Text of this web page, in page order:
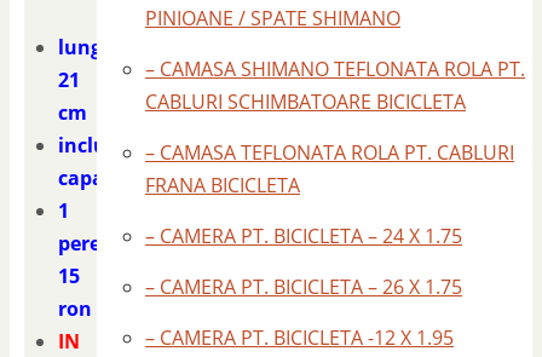
lungime
21
cm
include
capacele
1
pereche
15
ron
IN
PINIOANE / SPATE SHIMANO
– CAMASA SHIMANO TEFLONATA ROLA PT.
CABLURI SCHIMBATOARE BICICLETA
– CAMASA TEFLONATA ROLA PT. CABLURI
FRANA BICICLETA
– CAMERA PT. BICICLETA – 24 X 1.75
– CAMERA PT. BICICLETA – 26 X 1.75
– CAMERA PT. BICICLETA -12 X 1.95